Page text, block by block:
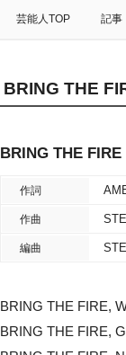
芸能人TOP 記事
BRING THE
BRING THE FIRE
作詞
作曲
編曲
BRING THE FIRE,
BRING THE FIRE,